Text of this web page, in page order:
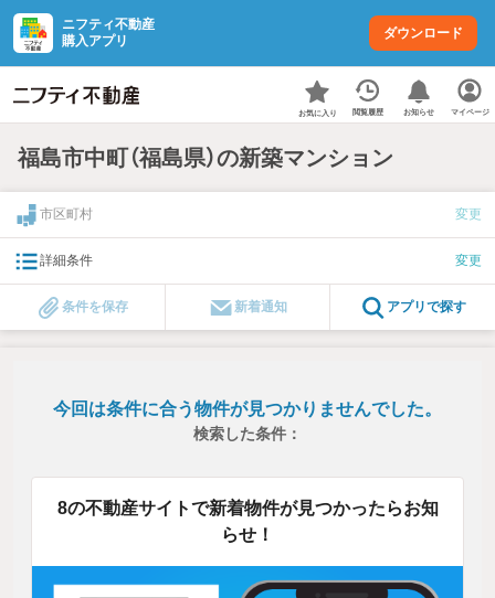
ニフティ不動産
購入アプリ
ダウンロード
お気に入り 閲覧履歴 お知らせ マイページ
福島市中町（福島県）の新築マンション
市区町村 変更
詳細条件 変更
条件を保存 新着通知 アプリで探す
今回は条件に合う物件が見つかりませんでした。
検索した条件：
8の不動産サイトで新着物件が見つかったらお知
らせ！